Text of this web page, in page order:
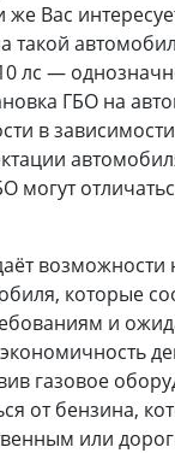
же Вас
такой
лс —
ГБО на
в
могут
возможности
которые
и
газовое
от бензина,
или